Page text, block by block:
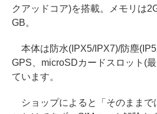
クアッドコア)を搭載。メモリは
GB。
本体は防水(IPX5/IPX7)/防塵
GPS、microSDカードスロット(
ています。
ショップによると「そのままで